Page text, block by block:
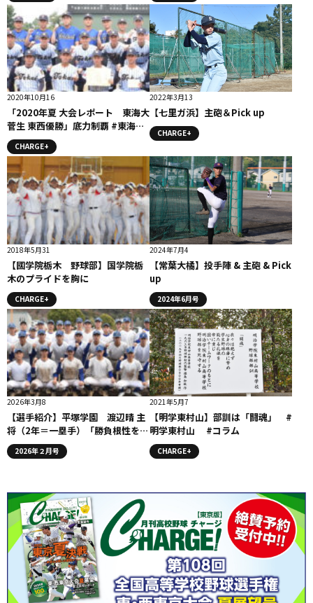
2020年10月16
「2020年夏 大会レポート 東海大
菅生 東西優勝」底力制覇 #東海大
菅生
CHARGE+
2022年3月13
【七里ガ浜】主砲＆Pick up
CHARGE+
2018年5月31
【國学院栃木 野球部】国学院栃
木のプライドを胸に
CHARGE+
2024年7月4
【常葉大橘】投手陣 & 主砲 & Pick
up
2024年6月号
2026年3月8
【選手紹介】平塚学園 渡辺晴 主
将（2年＝一塁手）「勝負根性を身
につけて春・夏へ挑みたいと思い
ます」 シーモア慧音に注目
2026年２月号
2021年5月7
【明学東村山】部訓は「闘魂」 #
明学東村山 #コラム
CHARGE+